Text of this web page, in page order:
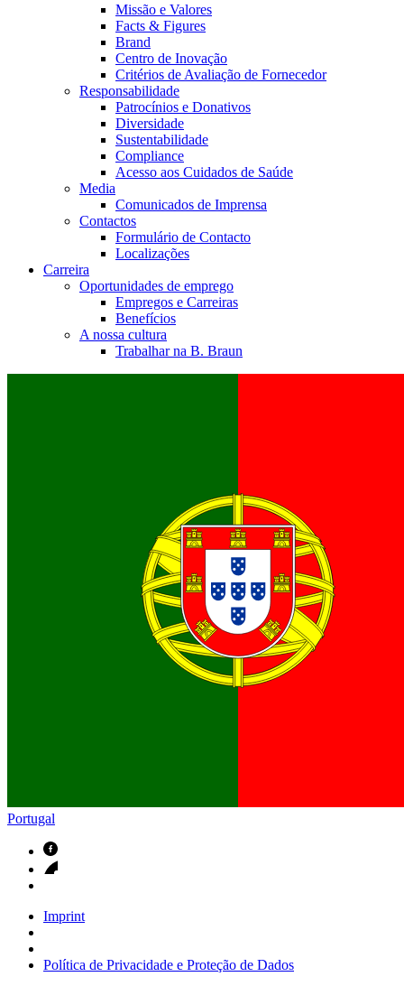
Missão e Valores
Facts & Figures
Brand
Centro de Inovação
Critérios de Avaliação de Fornecedor
Responsabilidade
Patrocínios e Donativos
Diversidade
Sustentabilidade
Compliance
Acesso aos Cuidados de Saúde
Media
Comunicados de Imprensa
Contactos
Formulário de Contacto
Localizações
Carreira
Oportunidades de emprego
Empregos e Carreiras
Benefícios
A nossa cultura
Trabalhar na B. Braun
Portugal
Imprint
Política de Privacidade e Proteção de Dados